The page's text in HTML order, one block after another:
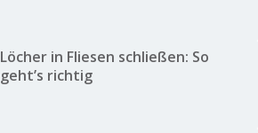
Löcher in Fliesen schließen: So
geht’s richtig